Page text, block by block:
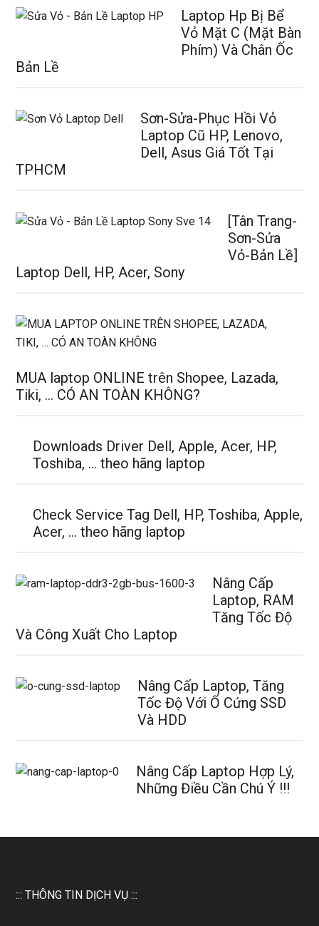
Laptop Hp Bị Bể
Vỏ Mặt C (Mặt Bàn
Phím) Và Chân Ốc
Bản Lề
Sơn-Sửa-Phục Hồi Vỏ
Laptop Cũ HP, Lenovo,
Dell, Asus Giá Tốt Tại
TPHCM
[Tân Trang-
Sơn-Sửa
Vỏ-Bản Lề]
Laptop Dell, HP, Acer, Sony
MUA laptop ONLINE trên Shopee, Lazada,
Tiki, … CÓ AN TOÀN KHÔNG?
Downloads Driver Dell, Apple, Acer, HP,
Toshiba, … theo hãng laptop
Check Service Tag Dell, HP, Toshiba, Apple,
Acer, … theo hãng laptop
Nâng Cấp
Laptop, RAM
Tăng Tốc Độ
Và Công Xuất Cho Laptop
Nâng Cấp Laptop, Tăng
Tốc Độ Với Ổ Cứng SSD
Và HDD
Nâng Cấp Laptop Hợp Lý,
Những Điều Cần Chú Ý !!!
::: THÔNG TIN DỊCH VỤ :::